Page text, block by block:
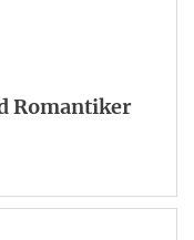
Romantiker